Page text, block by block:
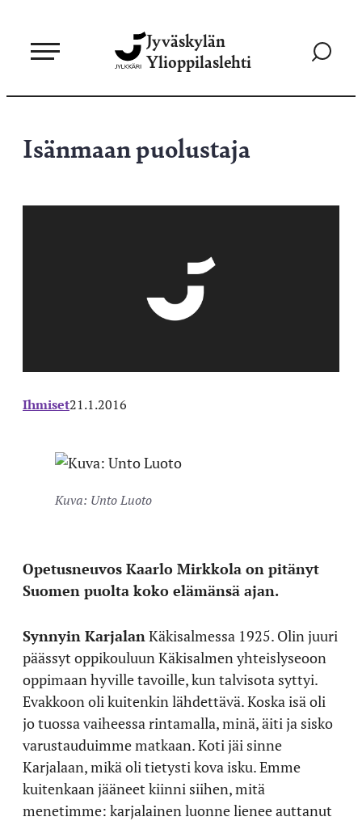
sisältöön
Jyväskylän
Ylioppilaslehti
Siirry
Isänmaan puolustaja
Ihmiset21.1.2016
Kuva: Unto Luoto
Opetusneuvos Kaarlo Mirkkola on pitänyt
Suomen puolta koko elämänsä ajan.
Synnyin Karjalan Käkisalmessa 1925. Olin juuri
päässyt oppikouluun Käkisalmen yhteislyseoon
oppimaan hyville tavoille, kun talvisota syttyi.
Evakkoon oli kuitenkin lähdettävä. Koska isä oli
jo tuossa vaiheessa rintamalla, minä, äiti ja sisko
varustauduimme matkaan. Koti jäi sinne
Karjalaan, mikä oli tietysti kova isku. Emme
kuitenkaan jääneet kiinni siihen, mitä
menetimme: karjalainen luonne lienee auttanut